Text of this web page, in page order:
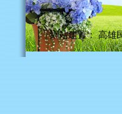
網站建置： 高雄